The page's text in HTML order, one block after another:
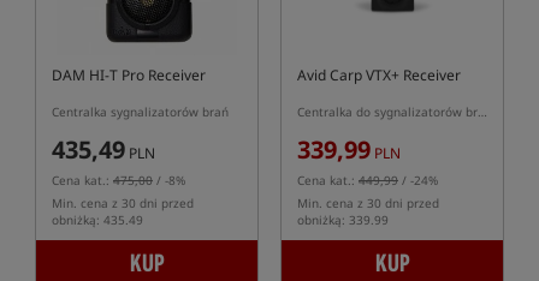
DAM HI-T Pro Receiver
Centralka sygnalizatorów brań
435,49 PLN
Cena kat.: 475,00 / -8%
Min. cena z 30 dni przed
obniżką: 435.49
KUP
Avid Carp VTX+ Receiver
Centralka do sygnalizatorów brań Avid Carp VTX+
339,99 PLN
Cena kat.: 449,99 / -24%
Min. cena z 30 dni przed
obniżką: 339.99
KUP